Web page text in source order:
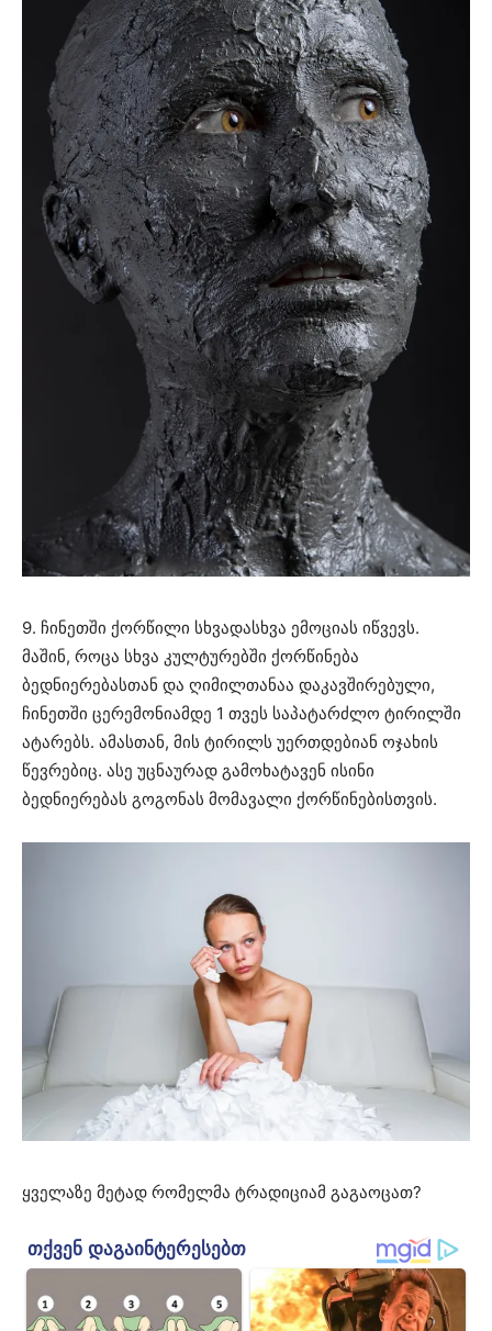
9. ჩინეთში ქორწილი სხვადასხვა ემოციას იწვევს.
მაშინ, როცა სხვა კულტურებში ქორწინება
ბედნიერებასთან და ღიმილთანაა დაკავშირებული,
ჩინეთში ცერემონიამდე 1 თვეს საპატარძლო ტირილში
ატარებს. ამასთან, მის ტირილს უერთდებიან ოჯახის
წევრებიც. ასე უცნაურად გამოხატავენ ისინი
ბედნიერებას გოგონას მომავალი ქორწინებისთვის.
ყველაზე მეტად რომელმა ტრადიციამ გაგაოცათ?